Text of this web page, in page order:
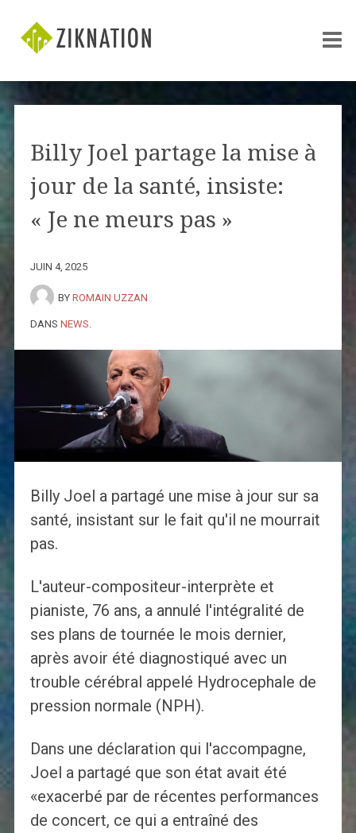
Billy Joel partage la mise à
jour de la santé, insiste:
« Je ne meurs pas »
JUIN 4, 2025
BY ROMAIN UZZAN
DANS NEWS
Billy Joel a partagé une mise à jour sur sa
santé, insistant sur le fait qu'il ne mourrait
pas.
L'auteur-compositeur-interprète et
pianiste, 76 ans, a annulé l'intégralité de
ses plans de tournée le mois dernier,
après avoir été diagnostiqué avec un
trouble cérébral appelé Hydrocephale de
pression normale (NPH).
Dans une déclaration qui l'accompagne,
Joel a partagé que son état avait été
«exacerbé par de récentes performances
de concert, ce qui a entraîné des